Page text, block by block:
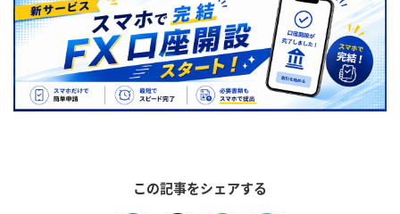
この記事をシェアする